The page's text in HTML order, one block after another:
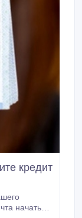
кредит
начать